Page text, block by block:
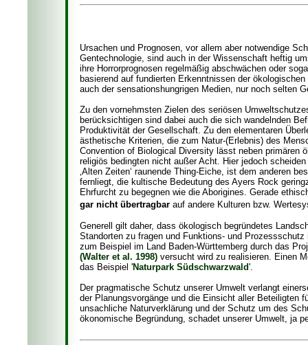
Ursachen und Prognosen, vor allem aber notwendige
Gentechnologie, sind auch in der Wissenschaft heftig
ihre Horrorprognosen regelmäßig abschwächen oder
basierend auf fundierten Erkenntnissen der
auch der sensationshungrigen Medien, nur noch selten
Zu den vornehmsten Zielen des seriösen
berücksichtigen sind dabei auch die sich wandelnden
Produktivität der Gesellschaft. Zu den elementaren
ästhetische Kriterien, die zum Natur-(Erlebnis) des
Convention of Biological Diversity lässt neben primären
religiös bedingten nicht außer Acht. Hier jedoch
‚Alten Zeiten‘ raunende Thing-Eiche, ist dem anderen
fernliegt, die kultische Bedeutung des Ayers Rock
Ehrfurcht zu begegnen wie die Aborigines. Gerade
gar nicht übertragbar auf andere Kulturen bzw.
Generell gilt daher, dass ökologisch begründetes
Standorten zu fragen und Funktions- und
zum Beispiel im Land Baden-Württemberg durch das
(Walter et al. 1998) versucht wird zu realisieren. Einen
das Beispiel 'Naturpark Südschwarzwald'.
Der pragmatische Schutz unserer Umwelt verlangt
der Planungsvorgänge und die Einsicht aller Beteiligten
unsachliche Naturverklärung und der Schutz um des
ökonomische Begründung, schadet unserer Umwelt, ja